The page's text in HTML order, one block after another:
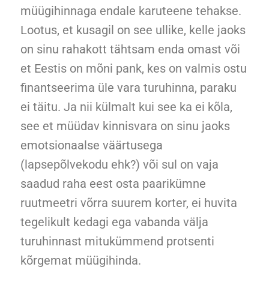
müügihinnaga endale karuteene tehakse.
Lootus, et kusagil on see ullike, kelle jaoks
on sinu rahakott tähtsam enda omast või
et Eestis on mõni pank, kes on valmis ostu
finantseerima üle vara turuhinna, paraku
ei täitu. Ja nii külmalt kui see ka ei kõla,
see et müüdav kinnisvara on sinu jaoks
emotsionaalse väärtusega
(lapsepõlvekodu ehk?) või sul on vaja
saadud raha eest osta paarikümne
ruutmeetri võrra suurem korter, ei huvita
tegelikult kedagi ega vabanda välja
turuhinnast mitukümmend protsenti
kõrgemat müügihinda.